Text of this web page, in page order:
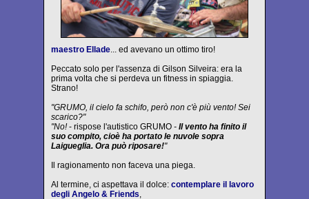
maestro Ellade... ed avevano un ottimo tiro!
Peccato solo per l'assenza di Gilson Silveira: era la
prima volta che si perdeva un fitness in spiaggia.
Strano!
"GRUMO, il cielo fa schifo, però non c'è più vento! Sei
scarico?"
"No!- rispose l'autistico GRUMO - Il vento ha finito il
suo compito, cioè ha portato le nuvole sopra
Laigueglia. Ora può riposare!"
Il ragionamento non faceva una piega.
Al termine, ci aspettava il dolce: contemplare il lavoro
degli Angelo & Friends,